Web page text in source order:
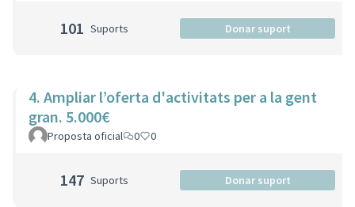
101 Suports Donar suport
4. Ampliar l’oferta d'activitats per a la gent
gran. 5.000€
Proposta oficial 0 0
147 Suports Donar suport